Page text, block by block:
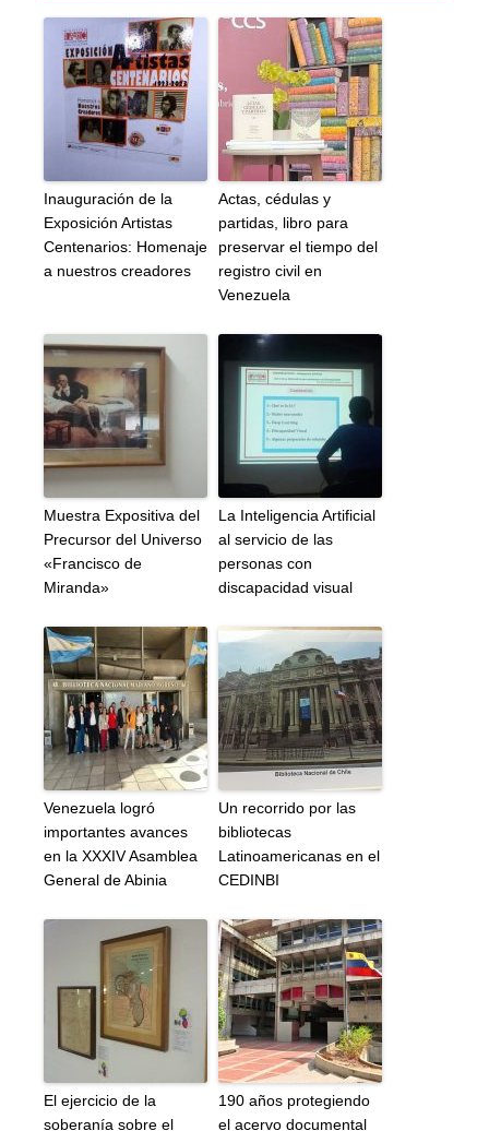
Inauguración de la
Exposición Artistas
Centenarios: Homenaje
a nuestros creadores
Actas, cédulas y
partidas, libro para
preservar el tiempo del
registro civil en
Venezuela
Muestra Expositiva del
Precursor del Universo
«Francisco de
Miranda»
La Inteligencia Artificial
al servicio de las
personas con
discapacidad visual
Venezuela logró
importantes avances
en la XXXIV Asamblea
General de Abinia
Un recorrido por las
bibliotecas
Latinoamericanas en el
CEDINBI
El ejercicio de la
soberanía sobre el
190 años protegiendo
el acervo documental